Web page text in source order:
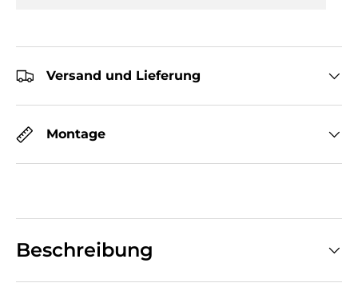
Versand und Lieferung
Montage
Beschreibung